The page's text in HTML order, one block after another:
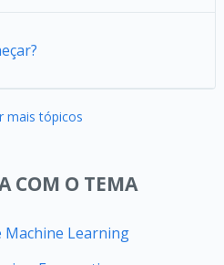
mais tópicos
COM O TEMA
Machine Learning